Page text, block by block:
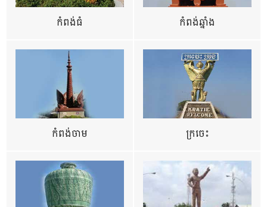
កំពង់ធំ កំពង់ឆ្នាំង
កំពង់ចាម ក្រចេះ